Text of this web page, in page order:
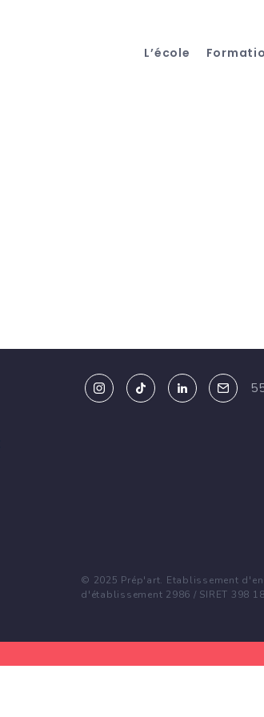
L’école
© 2025 Prép'art. Etablissement
d'établissement 2986 / SIRET 398